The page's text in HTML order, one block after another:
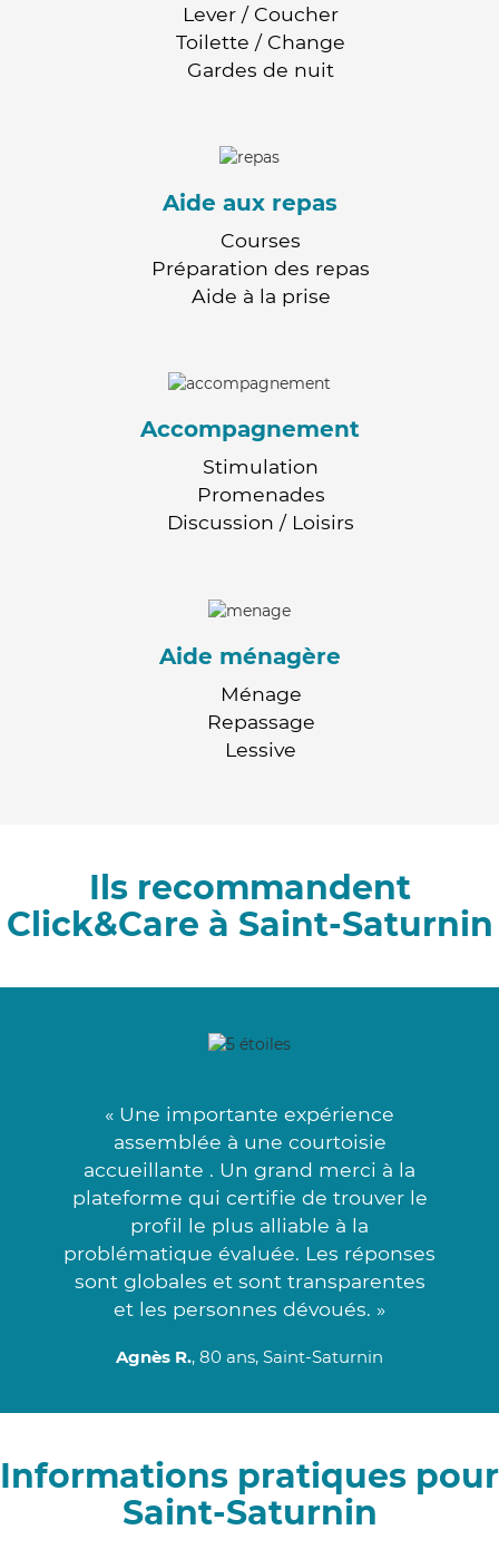
Lever / Coucher
Toilette / Change
Gardes de nuit
Aide aux repas
Courses
Préparation des repas
Aide à la prise
Accompagnement
Stimulation
Promenades
Discussion / Loisirs
Aide ménagère
Ménage
Repassage
Lessive
Ils recommandent
Click&Care à Saint-Saturnin
« Une importante expérience
assemblée à une courtoisie
accueillante . Un grand merci à la
plateforme qui certifie de trouver le
profil le plus alliable à la
problématique évaluée. Les réponses
sont globales et sont transparentes
et les personnes dévoués. »
Agnès R., 80 ans, Saint-Saturnin
Informations pratiques pour
Saint-Saturnin